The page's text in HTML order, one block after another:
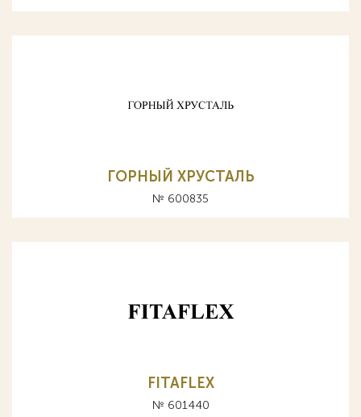
ГОРНЫЙ ХРУСТАЛЬ
№ 600835
FITAFLEX
№ 601440